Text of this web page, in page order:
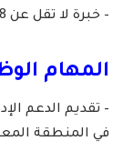
– خبرة لا تقل عن 8 سنوات لحملة درجة الدبلوم.
المهام
– تقديم الدعم
في المنطقة